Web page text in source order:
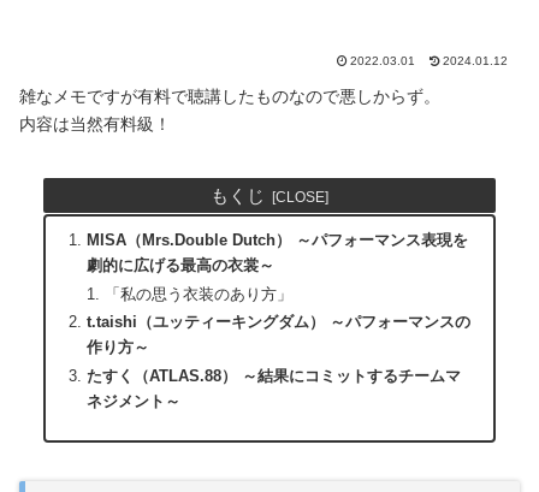
2022.03.01 2024.01.12
雑なメモですが有料で聴講したものなので悪しからず。
内容は当然有料級！
もくじ
MISA（Mrs.Double Dutch） ～パフォーマンス表現を
劇的に広げる最高の衣裳～
「私の思う衣装のあり方」
t.taishi（ユッティーキングダム） ～パフォーマンスの
作り方～
たすく（ATLAS.88） ～結果にコミットするチームマ
ネジメント～